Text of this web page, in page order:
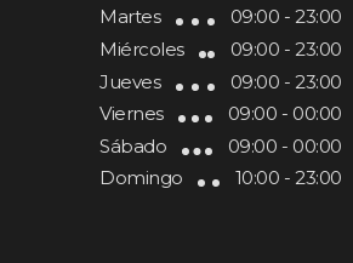
Martes
09:00 - 23:00
Miércoles
09:00 - 23:00
Jueves
09:00 - 23:00
Viernes
09:00 - 00:00
Sábado
09:00 - 00:00
Domingo
10:00 - 23:00